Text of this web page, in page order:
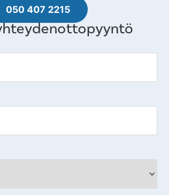
050 407 2215